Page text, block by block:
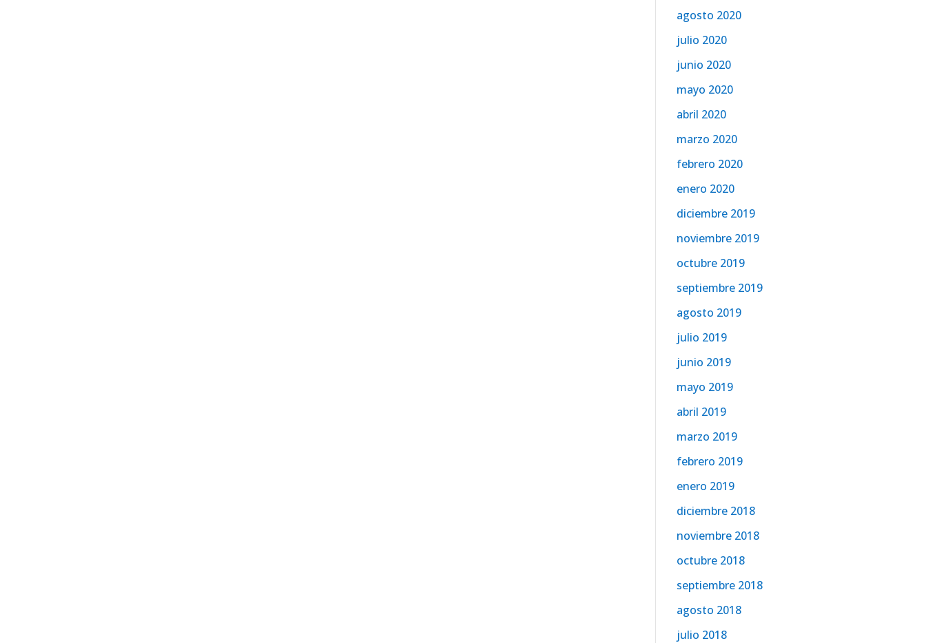
agosto 2020
julio 2020
junio 2020
mayo 2020
abril 2020
marzo 2020
febrero 2020
enero 2020
diciembre 2019
noviembre 2019
octubre 2019
septiembre 2019
agosto 2019
julio 2019
junio 2019
mayo 2019
abril 2019
marzo 2019
febrero 2019
enero 2019
diciembre 2018
noviembre 2018
octubre 2018
septiembre 2018
agosto 2018
julio 2018